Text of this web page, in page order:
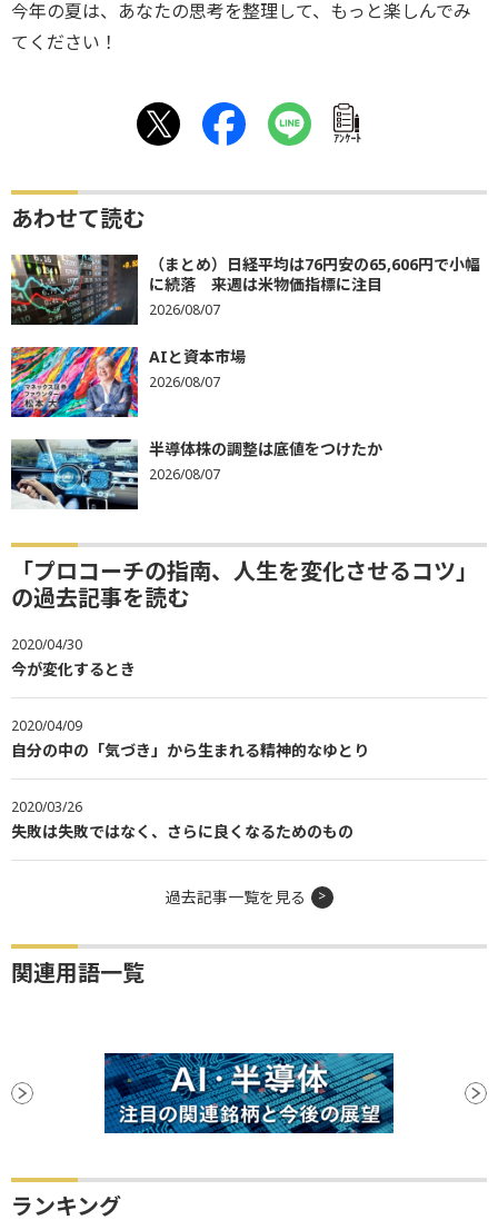
今年の夏は、あなたの思考を整理して、もっと楽しんでみ
てください！
ｱﾝｹｰﾄ
あわせて読む
（まとめ）日経平均は76円安の65,606円で小幅
に続落 来週は米物価指標に注目
2026/08/07
AIと資本市場
2026/08/07
半導体株の調整は底値をつけたか
2026/08/07
「プロコーチの指南、人生を変化させるコツ」
の過去記事を読む
2020/04/30
今が変化するとき
2020/04/09
自分の中の「気づき」から生まれる精神的なゆとり
2020/03/26
失敗は失敗ではなく、さらに良くなるためのもの
過去記事一覧を見る
関連用語一覧
ランキング